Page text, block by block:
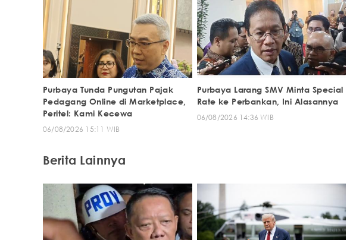
Purbaya Tunda Pungutan Pajak
Pedagang Online di Marketplace,
Peritel: Kami Kecewa
06/08/2026 15:11 WIB
Purbaya Larang SMV Minta Special
Rate ke Perbankan, Ini Alasannya
06/08/2026 14:36 WIB
Berita Lainnya